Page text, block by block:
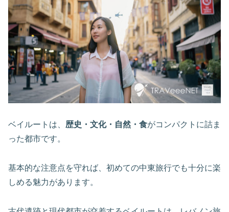
ベイルートは、 歴史・文化・自然・食がコンパクトに詰ま
った都市です。
基本的な注意点を守れば、初めての中東旅行でも十分に楽
しめる魅力があります。